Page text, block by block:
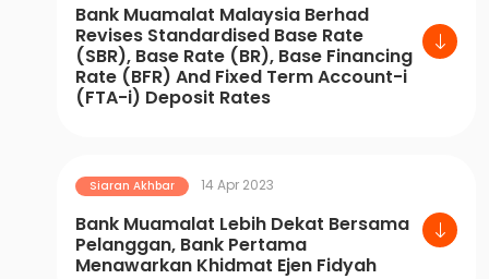
Bank Muamalat Malaysia Berhad
Revises Standardised Base Rate
(SBR), Base Rate (BR), Base Financing
Rate (BFR) And Fixed Term Account-i
(FTA-i) Deposit Rates
Siaran Akhbar 14 Apr 2023
Bank Muamalat Lebih Dekat Bersama
Pelanggan, Bank Pertama
Menawarkan Khidmat Ejen Fidyah